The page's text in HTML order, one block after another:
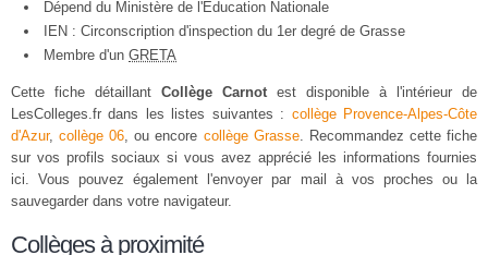
Dépend du Ministère de l'Éducation Nationale
IEN : Circonscription d'inspection du 1er degré de Grasse
Membre d'un GRETA
Cette fiche détaillant Collège Carnotest disponible à l'intérieur de
LesColleges.fr dans les listes suivantes : collège Provence-Alpes-Côte
d'Azur,collège 06, ou encore collège Grasse. Recommandez cette fiche
sur vos profils sociaux si vous avez apprécié les informations fournies
ici. Vous pouvez également l'envoyer par mail à vos proches ou la
sauvegarder dans votre navigateur.
Collèges à proximité